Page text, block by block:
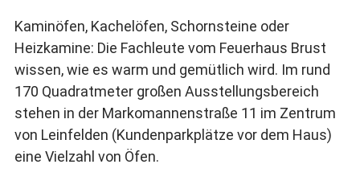
Kaminöfen, Kachelöfen, Schornsteine oder
Heizkamine: Die Fachleute vom Feuerhaus Brust
wissen, wie es warm und gemütlich wird. Im rund
170 Quadratmeter großen Ausstellungsbereich
stehen in der Markomannenstraße 11 im Zentrum
von Leinfelden (Kundenparkplätze vor dem Haus)
eine Vielzahl von Öfen.